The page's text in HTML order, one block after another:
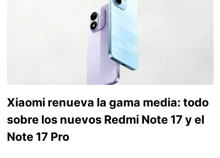
Xiaomi renueva la gama media: todo
sobre los nuevos Redmi Note 17 y el
Note 17 Pro